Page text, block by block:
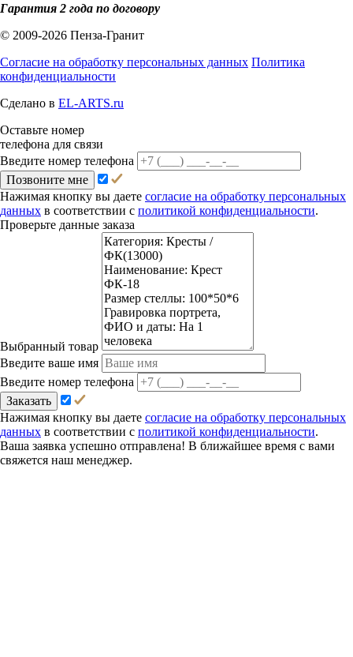
Гарантия 2 года по договору
© 2009-2026 Пенза-Гранит
Согласие на обработку персональных данных Политика
конфиденциальности
Сделано в EL-ARTS.ru
Оставьте номер
телефона для связи
Введите номер телефона
Позвоните мне
Нажимая кнопку вы даете согласие на обработку персональных
данных в соответствии с политикой конфиденциальности.
Проверьте данные заказа
Выбранный товар
Введите ваше имя
Введите номер телефона
Заказать
Нажимая кнопку вы даете согласие на обработку персональных
данных в соответствии с политикой конфиденциальности.
Ваша заявка успешно отправлена! В ближайшее время с вами
свяжется наш менеджер.